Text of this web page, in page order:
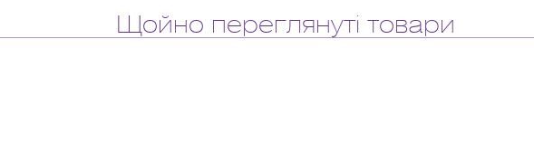
Щойно переглянуті товари